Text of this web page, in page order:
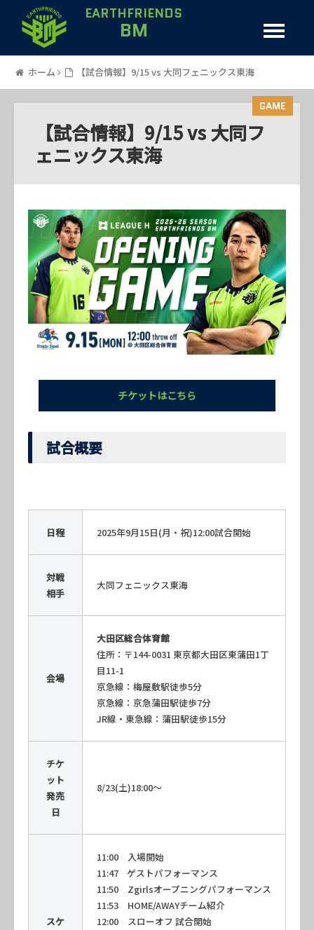
EARTHFRIENDS
BM
ホーム 【試合情報】9/15 vs 大同フェニックス東海
GAME
【試合情報】9/15 vs 大同フ
ェニックス東海
チケットはこちら
試合概要
日程 2025年9月15日(月・祝)12:00試合開始
対戦
相手
大同フェニックス東海
会場
大田区総合体育館
住所：〒144-0031 東京都大田区東蒲田1丁
目11-1
京急線：梅屋敷駅徒歩5分
京急線：京急蒲田駅徒歩7分
JR線・東急線：蒲田駅徒歩15分
チケ
ット
発売
日
8/23(土)18:00〜
スケ
11:00 入場開始
11:47 ゲストパフォーマンス
11:50 Zgirlsオープニングパフォーマンス
11:53 HOME/AWAYチーム紹介
12:00 スローオフ 試合開始